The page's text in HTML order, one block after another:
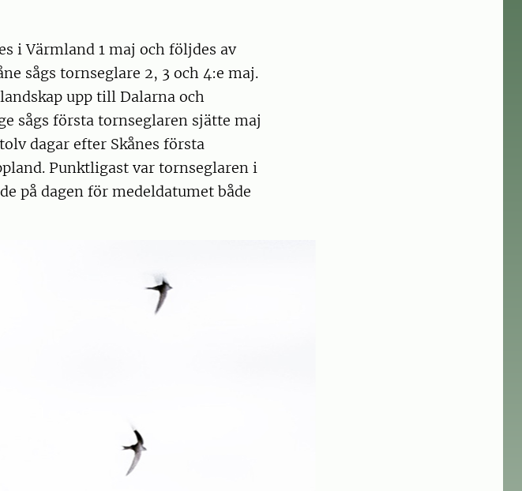
i Värmland 1 maj och följdes av
sågs tornseglare 2, 3 och 4:e maj.
upp till Dalarna och
sågs första tornseglaren sjätte maj
dagar efter Skånes första
Punktligast var tornseglaren i
på dagen för medeldatumet både